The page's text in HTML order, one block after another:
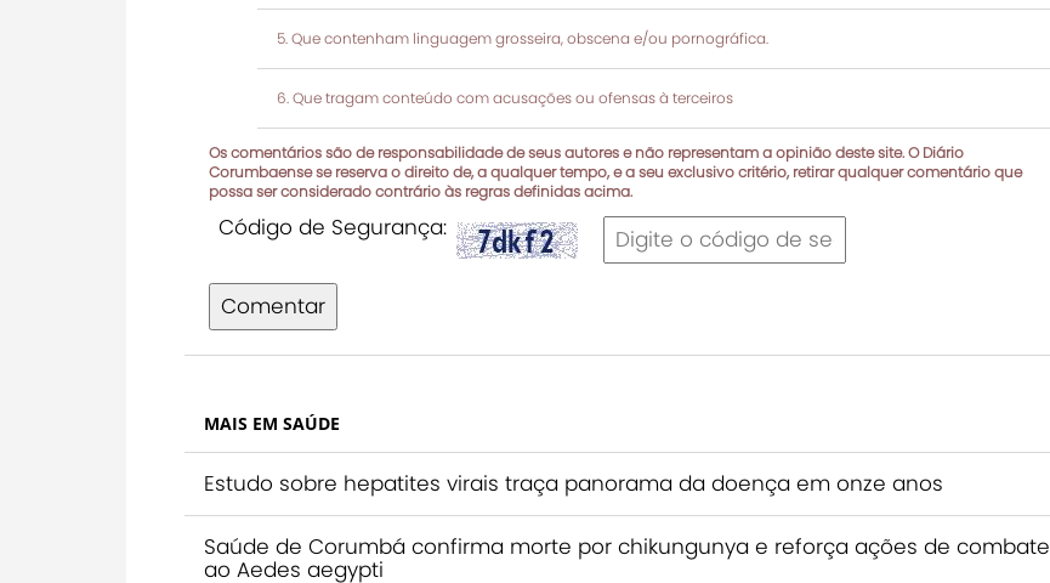
Que contenham linguagem grosseira, obscena e/ou pornográfica.
Que tragam conteúdo com acusações ou ofensas à terceiros
Os comentários são de responsabilidade de seus autores e não representam a opinião deste site. O Diário
Corumbaense se reserva o direito de, a qualquer tempo, e a seu exclusivo critério, retirar qualquer comentário que
possa ser considerado contrário às regras definidas acima.
Código de Segurança:
Comentar
MAIS EM SAÚDE
Estudo sobre hepatites virais traça panorama da doença em onze anos
Saúde de Corumbá confirma morte por chikungunya e reforça ações de combate
ao Aedes aegypti